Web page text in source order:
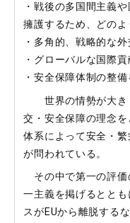
・戦後の多国間主義
擁護するため、どの
・多角的、戦略的な
・グローバルな国際
・安全保障体制の整
世界の情勢が大き
交・安全保障の理念
体系によって安全・
が問われている。
その中で第一の評価
一主義を掲げるとと
スがEUから離脱する